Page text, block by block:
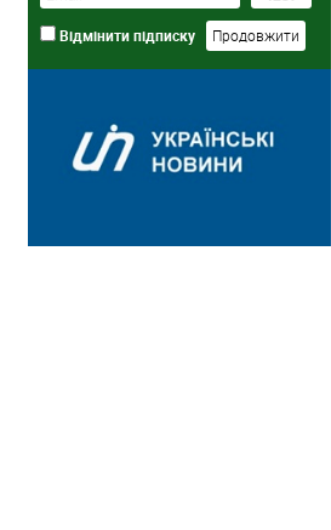
Відмінити підписку